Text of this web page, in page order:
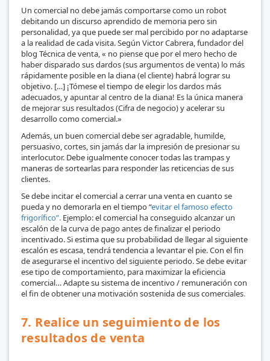
Un comercial no debe jamás comportarse como un robot
debitando un discurso aprendido de memoria pero sin
personalidad, ya que puede ser mal percibido por no adaptarse
a la realidad de cada visita. Según Victor Cabrera, fundador del
blog Técnica de venta, « no piense que por el mero hecho de
haber disparado sus dardos (sus argumentos de venta) lo más
rápidamente posible en la diana (el cliente) habrá lograr su
objetivo. […] ¡Tómese el tiempo de elegir los dardos más
adecuados, y apuntar al centro de la diana! Es la única manera
de mejorar sus resultados (Cifra de negocio) y acelerar su
desarrollo como comercial.»
Además, un buen comercial debe ser agradable, humilde,
persuasivo, cortes, sin jamás dar la impresión de presionar su
interlocutor. Debe igualmente conocer todas las trampas y
maneras de sortearlas para responder las reticencias de sus
clientes.
Se debe incitar el comercial a cerrar una venta en cuanto se
pueda y no demorarla en el tiempo “evitar el famoso efecto
frigorífico”. Ejemplo: el comercial ha conseguido alcanzar un
escalón de la curva de pago antes de finalizar el periodo
incentivado. Si estima que su probabilidad de llegar al siguiente
escalón es escasa, tendrá tendencia a levantar el pie. Con el fin
de asegurarse el incentivo del siguiente periodo. Se debe evitar
ese tipo de comportamiento, para maximizar la eficiencia
comercial… Adapte su sistema de incentivo / remuneración con
el fin de obtener una motivación sostenida de sus comerciales.
7. Realice un seguimiento de los
resultados de venta